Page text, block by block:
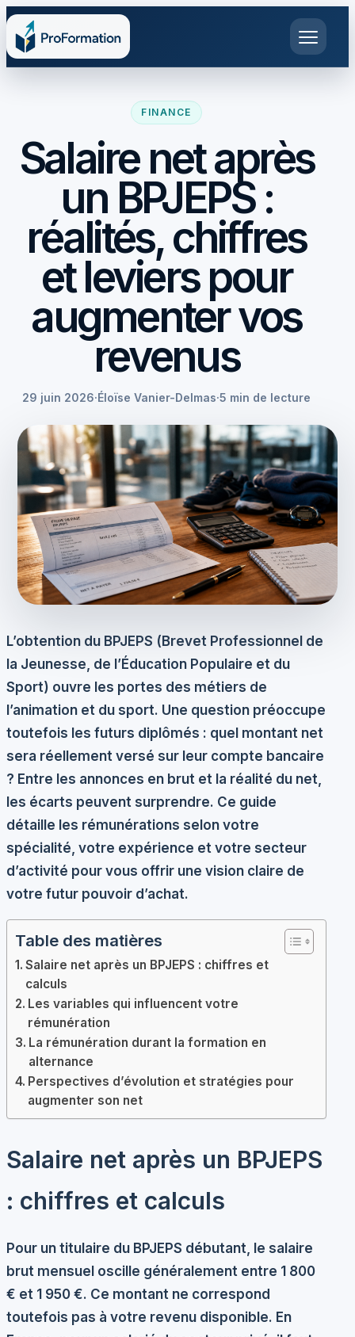
FINANCE
Salaire net après
un BPJEPS :
réalités, chiffres
et leviers pour
augmenter vos
revenus
29 juin 2026·Éloïse Vanier-Delmas·5 min de lecture
L’obtention du BPJEPS (Brevet Professionnel de
la Jeunesse, de l’Éducation Populaire et du
Sport) ouvre les portes des métiers de
l’animation et du sport. Une question préoccupe
toutefois les futurs diplômés : quel montant net
sera réellement versé sur leur compte bancaire
? Entre les annonces en brut et la réalité du net,
les écarts peuvent surprendre. Ce guide
détaille les rémunérations selon votre
spécialité, votre expérience et votre secteur
d’activité pour vous offrir une vision claire de
votre futur pouvoir d’achat.
Table des matières
Salaire net après un BPJEPS : chiffres et
calculs
Les variables qui influencent votre
rémunération
La rémunération durant la formation en
alternance
Perspectives d’évolution et stratégies pour
augmenter son net
Salaire net après un BPJEPS
: chiffres et calculs
Pour un titulaire du BPJEPS débutant, le salaire
brut mensuel oscille généralement entre 1 800
€ et 1 950 €. Ce montant ne correspond
toutefois pas à votre revenu disponible. En